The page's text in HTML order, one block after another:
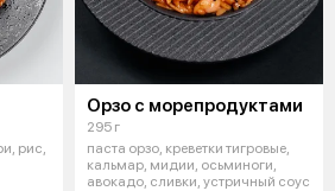
рис,
Орзо с морепродуктами
295 г
паста орзо, креветки тигровые,
кальмар, мидии, осьминоги,
авокадо, сливки, устричный соус